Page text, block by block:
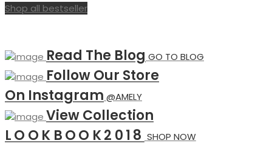
Shop all bestseller
Read The Blog GO TO BLOG
Follow Our Store
On Instagram @AMELY
View Collection
LOOKBOOK2018SHOP NOW